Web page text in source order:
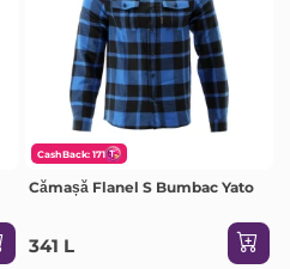
CashBack: 171
Cămașă Flanel S Bumbac Yato
341 L